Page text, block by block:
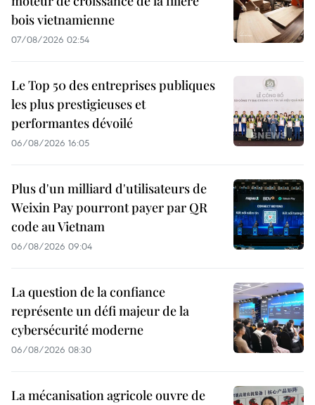
bois vietnamienne
07/08/2026 02:54
Le Top 50 des entreprises publiques
les plus prestigieuses et
performantes dévoilé
06/08/2026 16:05
Plus d'un milliard d'utilisateurs de
Weixin Pay pourront payer par QR
code au Vietnam
06/08/2026 09:04
La question de la confiance
représente un défi majeur de la
cybersécurité moderne
06/08/2026 08:30
La mécanisation agricole ouvre de